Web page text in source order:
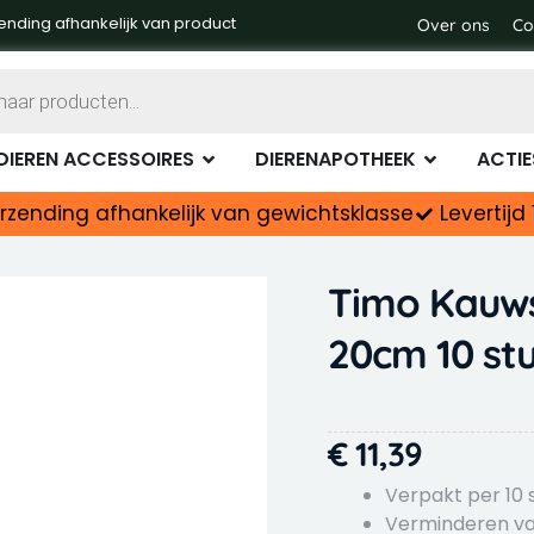
afhankelijk van product Over ons
ACCESSOIRES Open Dieren accessoires
DIERENAPOTHEEK Open
afhankelijk van gewichtsklasse Levertijd
Timo
20cm 10
€11,39
Verpakt per 10
Verminderen